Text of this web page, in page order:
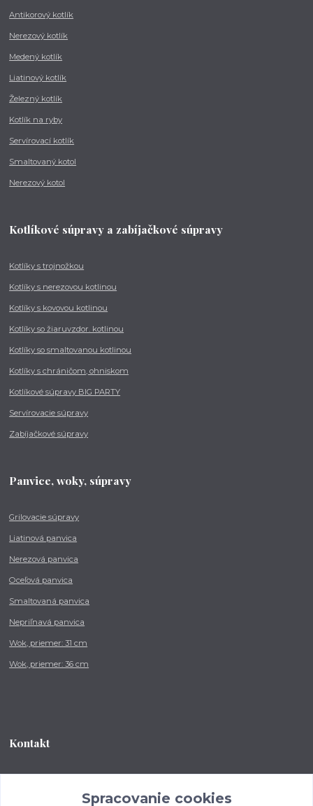
Antikorový kotlík
Nerezový kotlík
Medený kotlík
Liatinový kotlík
Železný kotlík
Kotlík na ryby
Servírovací kotlík
Smaltovaný kotol
Nerezový kotol
Kotlíkové súpravy a zabíjačkové súpravy
Kotlíky s trojnožkou
Kotlíky s nerezovou kotlinou
Kotlíky s kovovou kotlinou
Kotlíky so žiaruvzdor. kotlinou
Kotlíky so smaltovanou kotlinou
Kotlíky s chráničom, ohniskom
Kotlíkové súpravy BIG PARTY
Servírovacie súpravy
Zabíjačkové súpravy
Panvice, woky, súpravy
Grilovacie súpravy
Liatinová panvica
Nerezová panvica
Oceľová panvica
Smaltovaná panvica
Nepriľnavá panvica
Wok, priemer: 31 cm
Wok, priemer: 36 cm
Kontakt
od 8:00 - do 16:00 hodSpracovanie cookies